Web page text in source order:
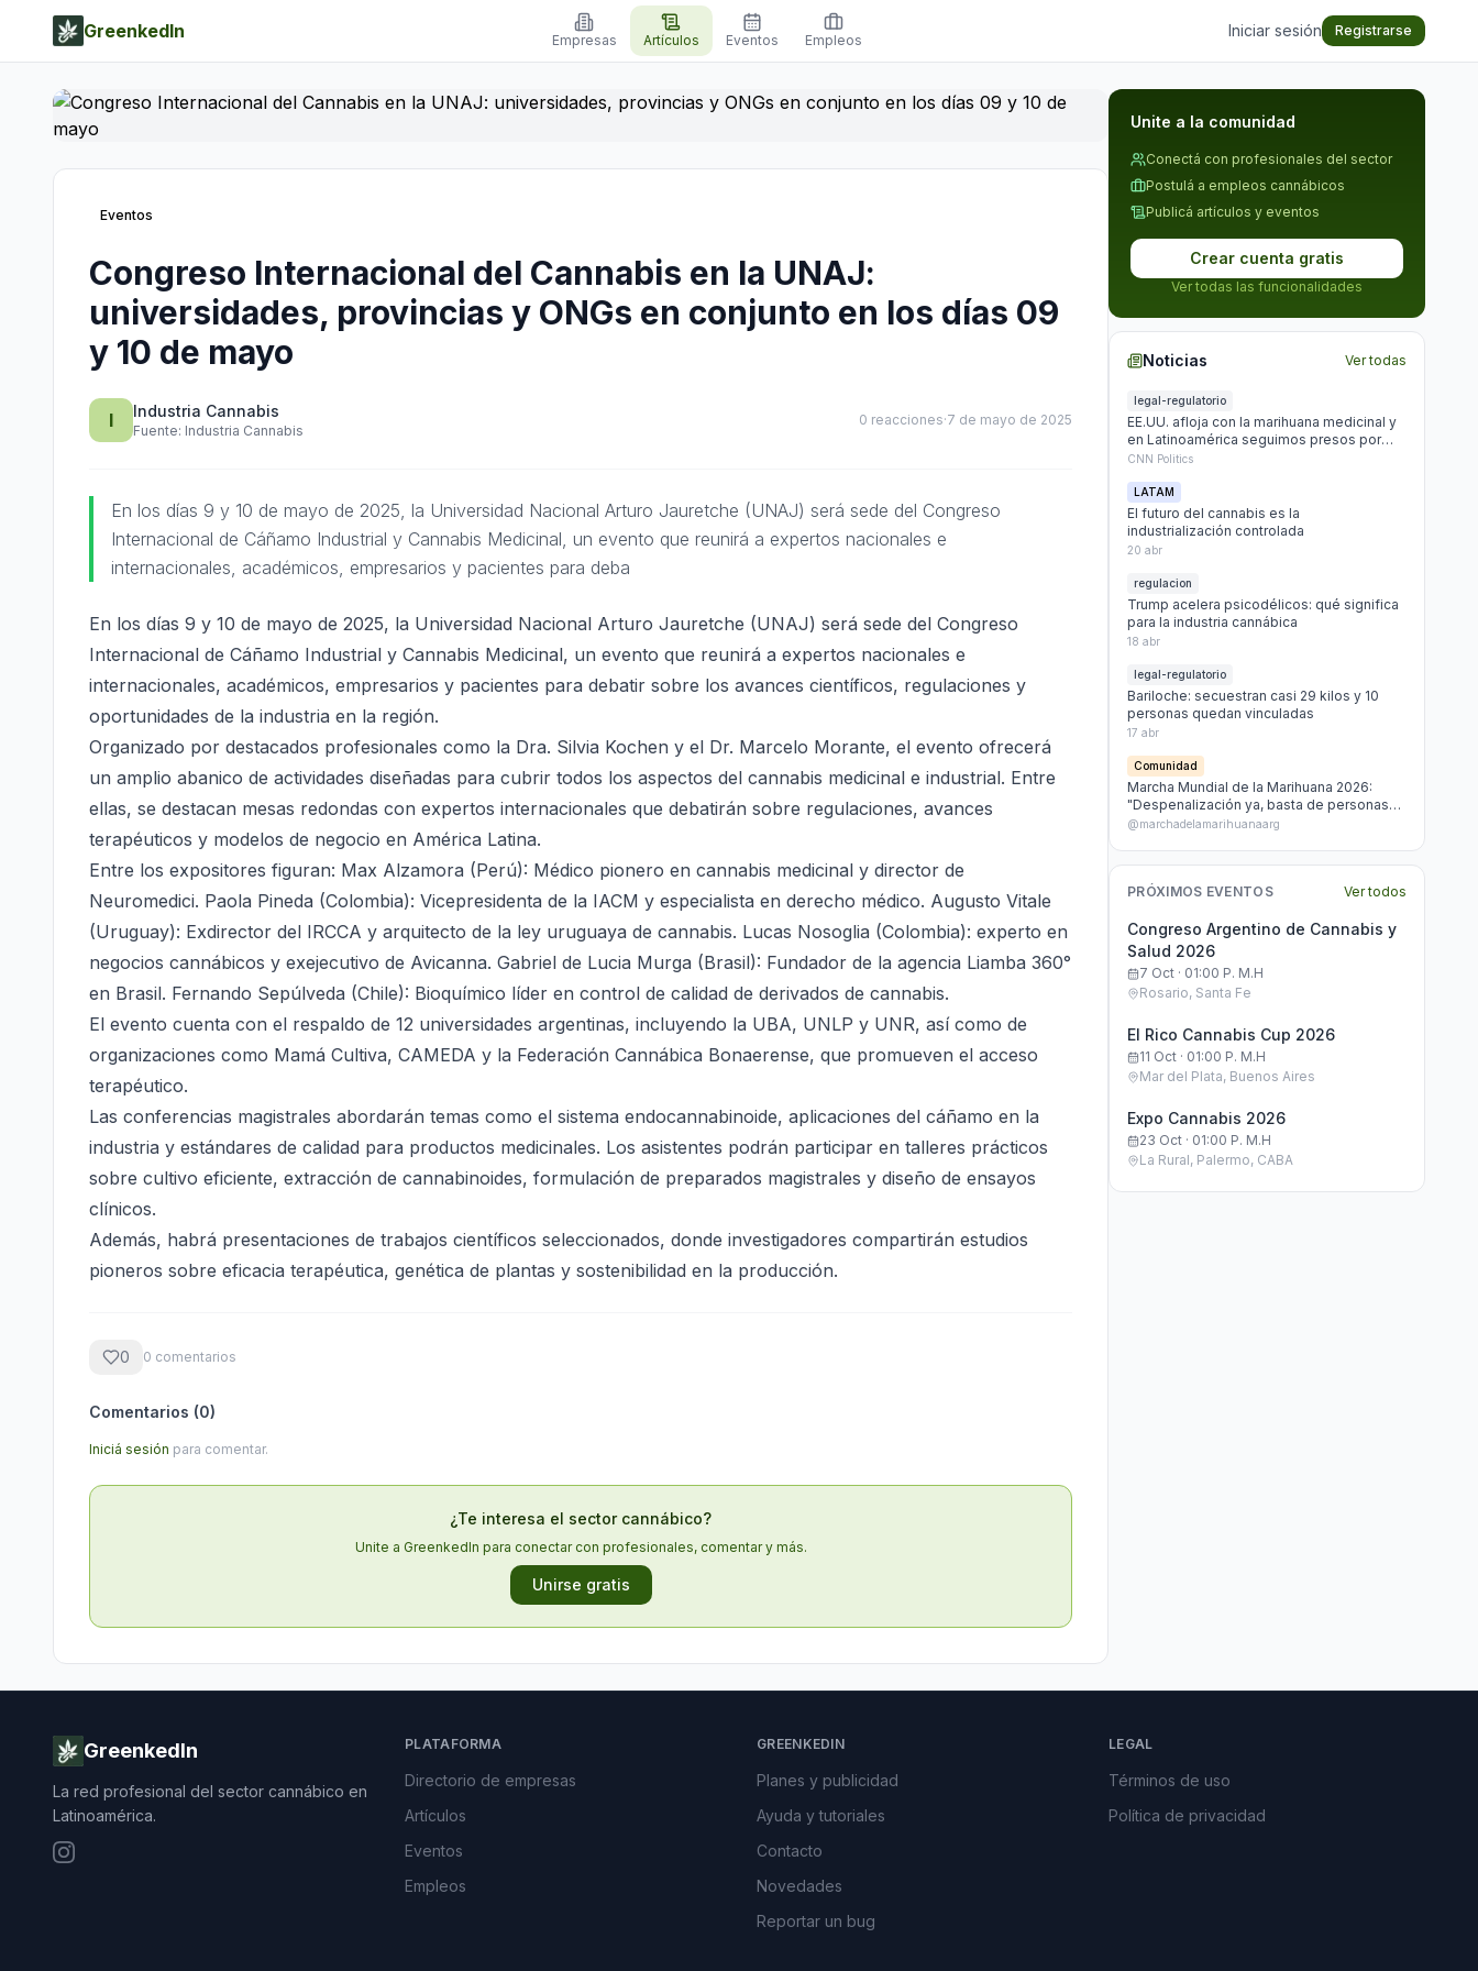
GreenkedIn Empresas Artículos Eventos Empleos
Iniciar sesión Registrarse
Eventos
Congreso Internacional del Cannabis en la UNAJ:
universidades, provincias y ONGs en conjunto en los días 09
y 10 de mayo
I Industria Cannabis
Fuente: Industria Cannabis
0 reacciones·7 de mayo de 2025
En los días 9 y 10 de mayo de 2025, la Universidad Nacional Arturo Jauretche (UNAJ) será sede del Congreso
Internacional de Cáñamo Industrial y Cannabis Medicinal, un evento que reunirá a expertos nacionales e
internacionales, académicos, empresarios y pacientes para deba
En los días 9 y 10 de mayo de 2025, la Universidad Nacional Arturo Jauretche (UNAJ) será sede del Congreso
Internacional de Cáñamo Industrial y Cannabis Medicinal, un evento que reunirá a expertos nacionales e
internacionales, académicos, empresarios y pacientes para debatir sobre los avances científicos, regulaciones y
oportunidades de la industria en la región.
Organizado por destacados profesionales como la Dra. Silvia Kochen y el Dr. Marcelo Morante, el evento ofrecerá
un amplio abanico de actividades diseñadas para cubrir todos los aspectos del cannabis medicinal e industrial. Entre
ellas, se destacan mesas redondas con expertos internacionales que debatirán sobre regulaciones, avances
terapéuticos y modelos de negocio en América Latina.
Entre los expositores figuran: Max Alzamora (Perú): Médico pionero en cannabis medicinal y director de
Neuromedici. Paola Pineda (Colombia): Vicepresidenta de la IACM y especialista en derecho médico. Augusto Vitale
(Uruguay): Exdirector del IRCCA y arquitecto de la ley uruguaya de cannabis. Lucas Nosoglia (Colombia): experto en
negocios cannábicos y exejecutivo de Avicanna. Gabriel de Lucia Murga (Brasil): Fundador de la agencia Liamba 360°
en Brasil. Fernando Sepúlveda (Chile): Bioquímico líder en control de calidad de derivados de cannabis.
El evento cuenta con el respaldo de 12 universidades argentinas, incluyendo la UBA, UNLP y UNR, así como de
organizaciones como Mamá Cultiva, CAMEDA y la Federación Cannábica Bonaerense, que promueven el acceso
terapéutico.
Las conferencias magistrales abordarán temas como el sistema endocannabinoide, aplicaciones del cáñamo en la
industria y estándares de calidad para productos medicinales. Los asistentes podrán participar en talleres prácticos
sobre cultivo eficiente, extracción de cannabinoides, formulación de preparados magistrales y diseño de ensayos
clínicos.
Además, habrá presentaciones de trabajos científicos seleccionados, donde investigadores compartirán estudios
pioneros sobre eficacia terapéutica, genética de plantas y sostenibilidad en la producción.
0 0 comentarios
Comentarios (0)
Iniciá sesión para comentar.
¿Te interesa el sector cannábico?
Unite a GreenkedIn para conectar con profesionales, comentar y más.
Unirse gratis
Unite a la comunidad
Conectá con profesionales del sector
Postulá a empleos cannábicos
Publicá artículos y eventos
Crear cuenta gratis
Ver todas las funcionalidades
Noticias Ver todas
legal-regulatorio
EE.UU. afloja con la marihuana medicinal y
en Latinoamérica seguimos presos por
plantar
CNN Politics
LATAM
El futuro del cannabis es la
industrialización controlada
20 abr
regulacion
Trump acelera psicodélicos: qué significa
para la industria cannábica
18 abr
legal-regulatorio
Bariloche: secuestran casi 29 kilos y 10
personas quedan vinculadas
17 abr
Comunidad
Marcha Mundial de la Marihuana 2026:
"Despenalización ya, basta de personas
presas por marihuana"
@marchadelamarihuanaarg
PRÓXIMOS EVENTOS Ver todos
Congreso Argentino de Cannabis y
Salud 2026
7 Oct · 01:00 P. M.h
Rosario, Santa Fe
El Rico Cannabis Cup 2026
11 Oct · 01:00 P. M.h
Mar del Plata, Buenos Aires
Expo Cannabis 2026
23 Oct · 01:00 P. M.h
La Rural, Palermo, CABA
GreenkedIn
La red profesional del sector cannábico en
Latinoamérica.
PLATAFORMA
Directorio de empresas
Artículos
Eventos
Empleos
GREENKEDIN
Planes y publicidad
Ayuda y tutoriales
Contacto
Novedades
Reportar un bug
LEGAL
Términos de uso
Política de privacidad